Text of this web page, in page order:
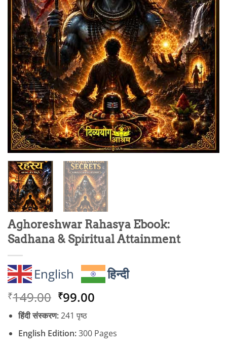
Aghoreshwar Rahasya Ebook:
Sadhana & Spiritual Attainment
English हिन्दी
₹149.00 Original
price
was:
₹149.00.
₹99.00
₹99.00.
हिंदी संस्करण:241 पृष्ठ
English Edition:300 Pages